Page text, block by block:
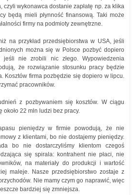
czyli wykonawca dostanie zapłatę np. za klika
będą mieli płynność finansową. Taki może
firmy na podmioty zewnętrzne.
na przykład przedsiębiorstwa w USA, jeśli
można się w Polsce pozbyć dopiero
nie zrobili nic złego. Wypowiedzenia
że rozwiązanie stosunku pracy będzie
Kosztów firma pozbędzie się dopiero w lipcu.
pracowników.
z pozbywaniem się kosztów. W ciągu
około 22 mln ludzi bez pracy.
pieniędzy w firmie powodują, że nie
z klientami, bo nie dostajemy pieniędzy.
bo nie dostarczyliśmy klientom czegoś
się spirala: kontrahent nie płaci, nie
na materiały do produkcji i wartość
maleje. Nasze przedsiębiorstwo zostaje z
Nie mamy czym go naprawić, więc
bardziej się zmniejsza.